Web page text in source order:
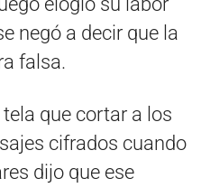
negó a decir que la
falsa.
que cortar a los
cifrados cuando
dijo que ese